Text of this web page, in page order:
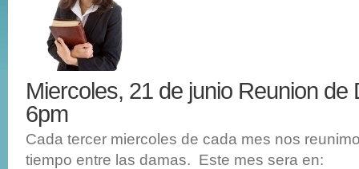
Miercoles, 21 de junio Reunion de
6pm
Cada tercer miercoles de cada mes nos
tiempo entre las damas. Este mes sera en: